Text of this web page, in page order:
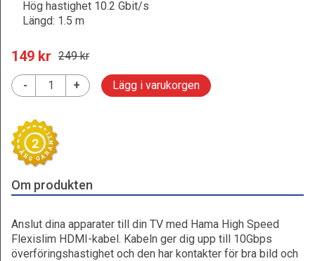
Hög hastighet 10.2 Gbit/s
Längd: 1.5 m
149 kr 249 kr
- + Lägg i varukorgen
2
Om produkten
Anslut dina apparater till din TV med Hama High Speed
Flexislim HDMI-kabel. Kabeln ger dig upp till 10Gbps
överföringshastighet och den har kontakter för bra bild och